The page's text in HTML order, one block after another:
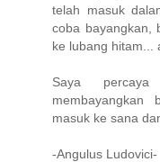
telah masuk
coba bayangkan,
ke lubang hitam...
Saya
membayangkan
masuk ke sana
-Angulus Ludovici-